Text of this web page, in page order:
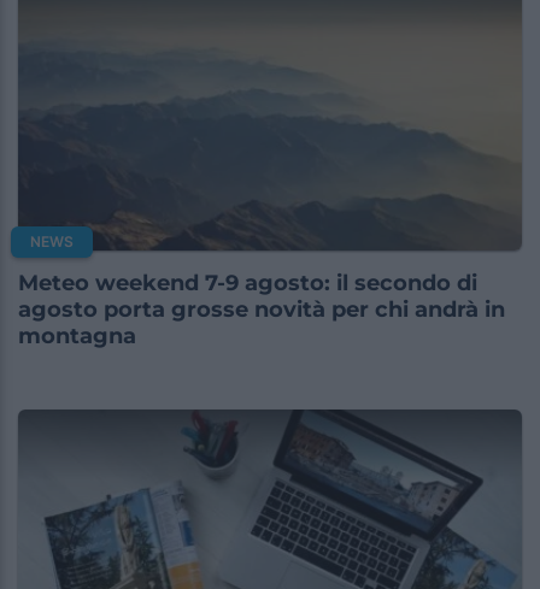
NEWS
Meteo weekend 7-9 agosto: il secondo di
agosto porta grosse novità per chi andrà in
montagna